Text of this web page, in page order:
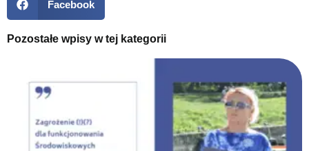
Facebook
Pozostałe wpisy w tej kategorii